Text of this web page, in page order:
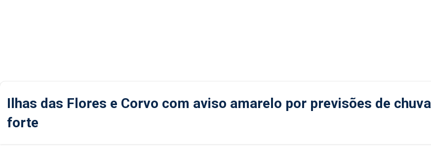
Ilhas das Flores e Corvo com aviso amarelo por previsões de chuva
forte